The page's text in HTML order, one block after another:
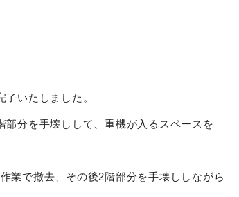
いたしました。
分を手壊しして、重機が入るスペースを
業で撤去、その後2階部分を手壊ししながら